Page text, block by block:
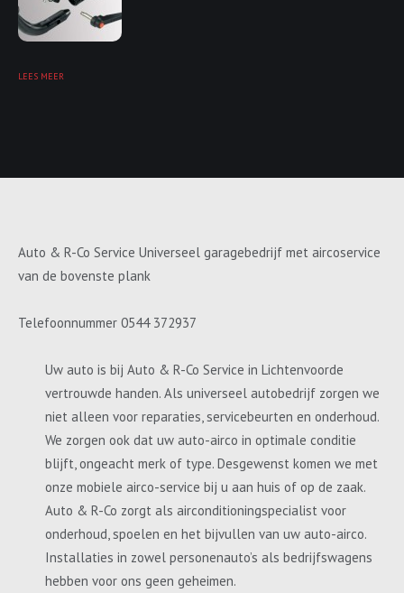
LEES MEER
Auto & R-Co Service Universeel garagebedrijf met aircoservice
van de bovenste plank
Telefoonnummer 0544 372937
Uw auto is bij Auto & R-Co Service in Lichtenvoorde
vertrouwde handen. Als universeel autobedrijf zorgen we
niet alleen voor reparaties, servicebeurten en onderhoud.
We zorgen ook dat uw auto-airco in optimale conditie
blijft, ongeacht merk of type. Desgewenst komen we met
onze mobiele airco-service bij u aan huis of op de zaak.
Auto & R-Co zorgt als airconditioningspecialist voor
onderhoud, spoelen en het bijvullen van uw auto-airco.
Installaties in zowel personenauto’s als bedrijfswagens
hebben voor ons geen geheimen.